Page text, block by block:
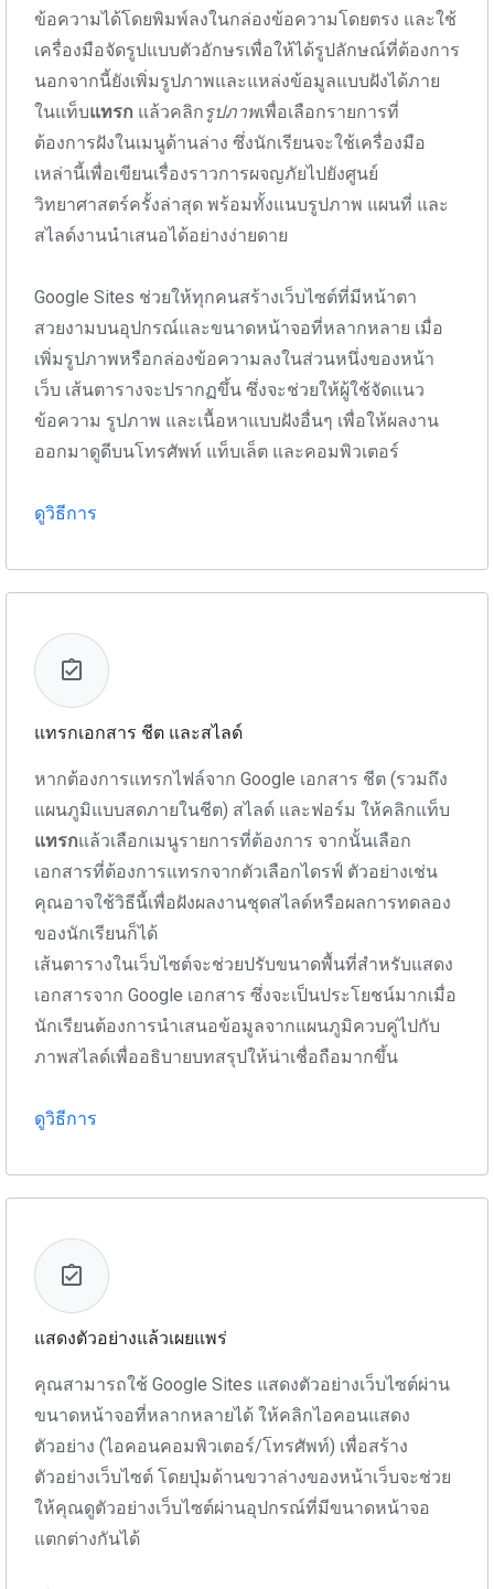
ข้อความได้โดยพิมพ์ลงในกล่องข้อความโดยตรง และใช้
เครื่องมือจัดรูปแบบตัวอักษรเพื่อให้ได้รูปลักษณ์ที่ต้องการ
นอกจากนี้ยังเพิ่มรูปภาพและแหล่งข้อมูลแบบฝังได้ภาย
ในแท็บแทรก แล้วคลิกรูปภาพเพื่อเลือกรายการที่
ต้องการฝังในเมนูด้านล่าง ซึ่งนักเรียนจะใช้เครื่องมือ
เหล่านี้เพื่อเขียนเรื่องราวการผจญภัยไปยังศูนย์
วิทยาศาสตร์ครั้งล่าสุด พร้อมทั้งแนบรูปภาพ แผนที่ และ
สไลด์งานนำเสนอได้อย่างง่ายดาย
Google Sites ช่วยให้ทุกคนสร้างเว็บไซต์ที่มีหน้าตา
สวยงามบนอุปกรณ์และขนาดหน้าจอที่หลากหลาย เมื่อ
เพิ่มรูปภาพหรือกล่องข้อความลงในส่วนหนึ่งของหน้า
เว็บ เส้นตารางจะปรากฏขึ้น ซึ่งจะช่วยให้ผู้ใช้จัดแนว
ข้อความ รูปภาพ และเนื้อหาแบบฝังอื่นๆ เพื่อให้ผลงาน
ออกมาดูดีบนโทรศัพท์ แท็บเล็ต และคอมพิวเตอร์
ดูวิธีการ
แทรกเอกสาร ชีต และสไลด์
หากต้องการแทรกไฟล์จาก Google เอกสาร ชีต (รวมถึง
แผนภูมิแบบสดภายในชีต) สไลด์ และฟอร์ม ให้คลิกแท็บ
แทรกแล้วเลือกเมนูรายการที่ต้องการ จากนั้นเลือก
เอกสารที่ต้องการแทรกจากตัวเลือกไดรฟ์ ตัวอย่างเช่น
คุณอาจใช้วิธีนี้เพื่อฝังผลงานชุดสไลด์หรือผลการทดลอง
ของนักเรียนก็ได้
เส้นตารางในเว็บไซต์จะช่วยปรับขนาดพื้นที่สำหรับแสดง
เอกสารจาก Google เอกสาร ซึ่งจะเป็นประโยชน์มากเมื่อ
นักเรียนต้องการนำเสนอข้อมูลจากแผนภูมิควบคู่ไปกับ
ภาพสไลด์เพื่ออธิบายบทสรุปให้น่าเชื่อถือมากขึ้น
ดูวิธีการ
แสดงตัวอย่างแล้วเผยแพร่
คุณสามารถใช้ Google Sites แสดงตัวอย่างเว็บไซต์ผ่าน
ขนาดหน้าจอที่หลากหลายได้ ให้คลิกไอคอนแสดง
ตัวอย่าง (ไอคอนคอมพิวเตอร์/โทรศัพท์) เพื่อสร้าง
ตัวอย่างเว็บไซต์ โดยปุ่มด้านขวาล่างของหน้าเว็บจะช่วย
ให้คุณดูตัวอย่างเว็บไซต์ผ่านอุปกรณ์ที่มีขนาดหน้าจอ
แตกต่างกันได้